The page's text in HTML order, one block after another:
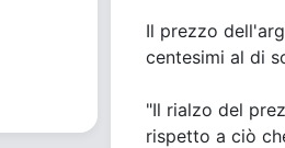
Il prezzo
centesimi al di
"Il rialzo del
rispetto a ciò